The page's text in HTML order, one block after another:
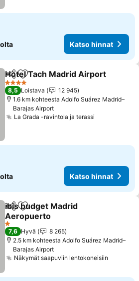
Katso hinnat
Jaa Lisää suosikkeihin
Hotel Tach Madrid Airport
4 Tähtiluokitus
8,5 Loistava
12 945
1.6 km kohteesta Adolfo Suárez Madrid–
Barajas Airport
La Grada -ravintola ja terassi
Katso hinnat
Jaa Lisää suosikkeihin
ibis budget Madrid
Aeropuerto
1 Tähtiluokitus
7,6 Hyvä
8 265
2.5 km kohteesta Adolfo Suárez Madrid–
Barajas Airport
Näkymät saapuviin lentokoneisiin